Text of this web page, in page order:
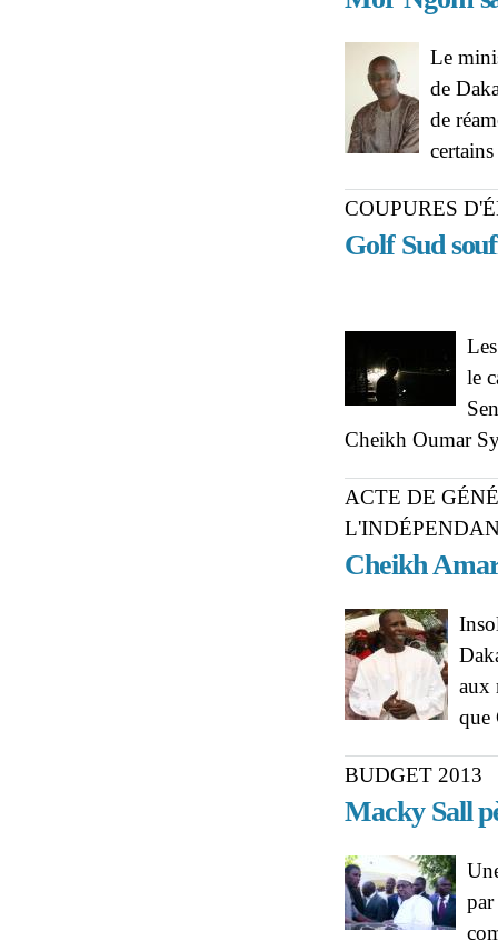
Le
de
de
COUPURES
Golf Sud
le
Cheikh Oumar
ACTE DE
Cheikh
aux
que
BUDGET 2013
Macky Sall